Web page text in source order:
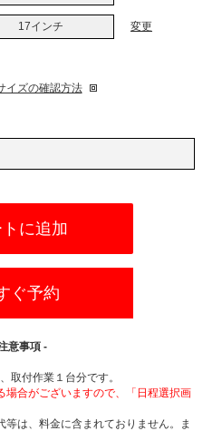
17インチ 変更
イズの確認方法
トに追加
ぐ予約
意事項 -
取付作業１台分です。
合がございますので、「日程選択画
は、料金に含まれておりません。ま